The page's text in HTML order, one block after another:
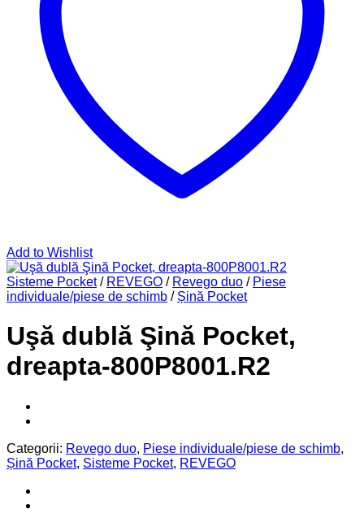
Add to Wishlist
Sisteme Pocket / REVEGO / Revego duo / Piese
individuale/piese de schimb / Șină Pocket
Uşă dublă Şină Pocket,
dreapta-800P8001.R2
Categorii: Revego duo, Piese individuale/piese de schimb,
Șină Pocket, Sisteme Pocket, REVEGO